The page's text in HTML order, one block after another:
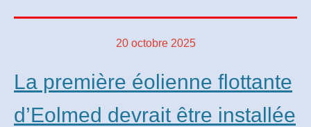
20 octobre 2025
La première éolienne flottante
d’Eolmed devrait être installée